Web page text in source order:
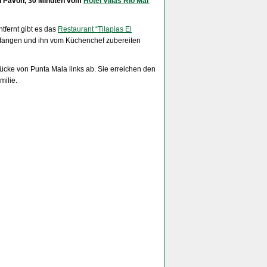
gibt es das Restaurant “Tilapias El
und ihn vom Küchenchef zubereiten
von Punta Mala links ab. Sie erreichen den